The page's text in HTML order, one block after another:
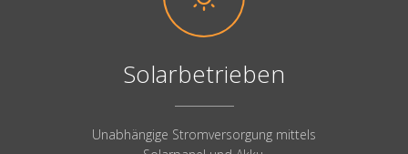
Solarbetrieben
Unabhängige Stromversorgung mittels